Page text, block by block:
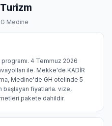
G Medine
4 Temmuz 2026
ile. Mekke'de KADİR
Medine'de GH otelinde 5
başlayan fiyatlarla. vize,
pakete dahildir.